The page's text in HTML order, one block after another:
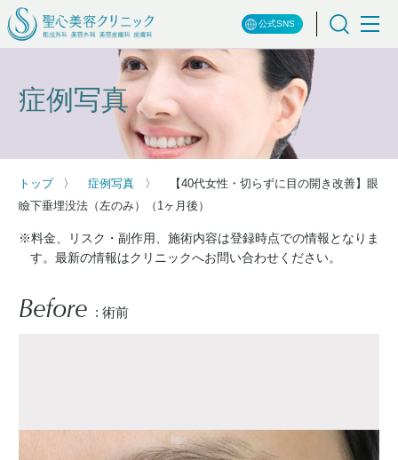
公式SNS
症例写真
トップ 症例写真
【40代女性・切らずに目の開き改善】眼
瞼下垂埋没法（左のみ）（1ヶ月後）
※料金、リスク・副作用、施術内容は登録時点での情報となりま
す。最新の情報はクリニックへお問い合わせください。
Before : 術前